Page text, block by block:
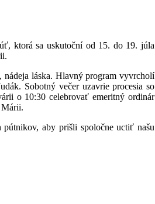
ktorá sa uskutoční od 15. do 19. júla
láska. Hlavný program vyvrcholí
Sobotný večer uzavrie procesia so
o 10:30 celebrovať emeritný ordinár
Márii.
pútnikov, aby prišli spoločne uctiť našu